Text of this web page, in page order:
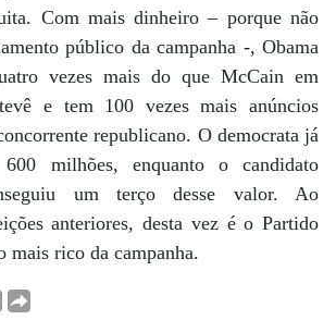
Com mais dinheiro – porque não
público da campanha -, Obama
vezes mais do que McCain em
e tem 100 vezes mais anúncios
republicano. O democrata já
milhões, enquanto o candidato
um terço desse valor. Ao
anteriores, desta vez é o Partido
mais rico da campanha.